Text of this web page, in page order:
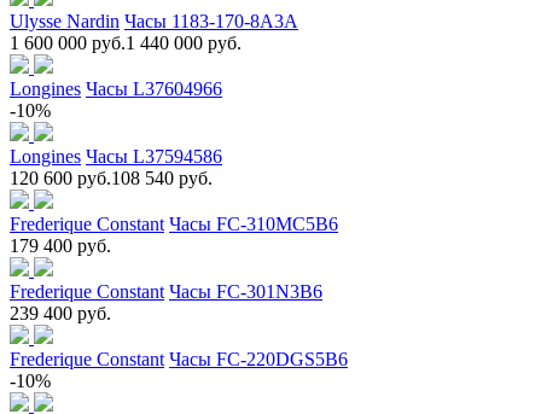
Ulysse Nardin Часы 1183-170-8A3A
1 600 000 руб.1 440 000 руб.
Longines Часы L37604966
-10%
Longines Часы L37594586
120 600 руб.108 540 руб.
Frederique Constant Часы FC-310MC5B6
179 400 руб.
Frederique Constant Часы FC-301N3B6
239 400 руб.
Frederique Constant Часы FC-220DGS5B6
-10%